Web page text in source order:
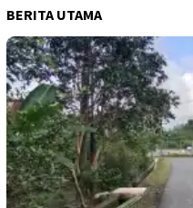
BERITA UTAMA